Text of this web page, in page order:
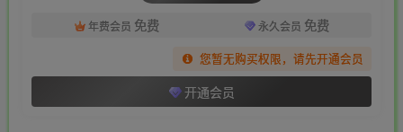
年费会员 免费 永久会员 免费
您暂无购买权限，请先开通会员
开通会员